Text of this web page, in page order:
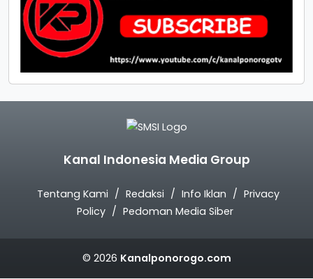
Kanal Indonesia Media Group
Tentang Kami Redaksi Info Iklan
Privacy
Policy
Pedoman Media Siber
© 2026 Kanalponorogo.com